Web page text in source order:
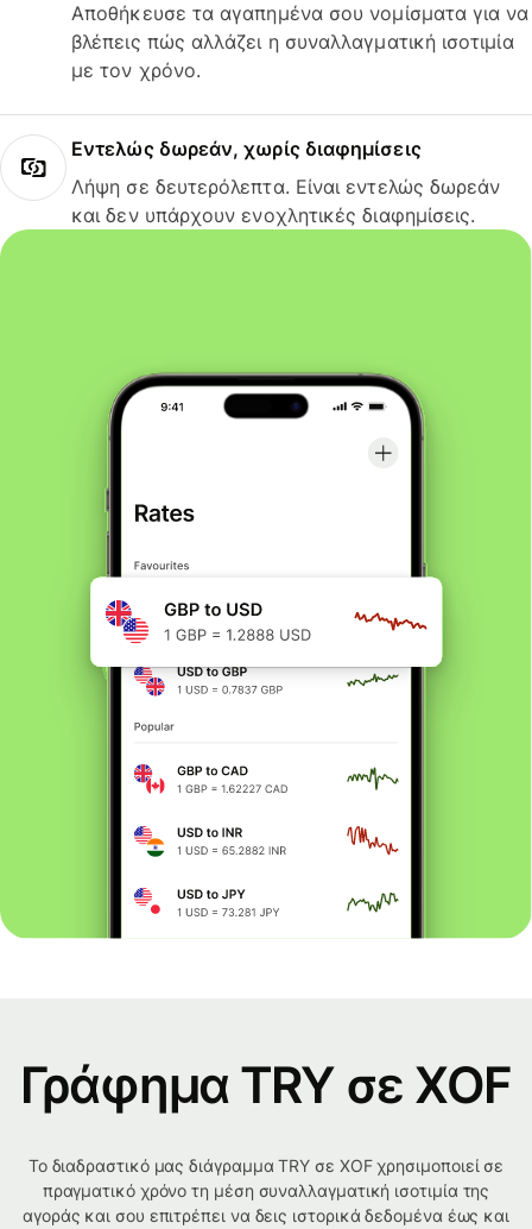
Αποθήκευσε τα αγαπημένα σου νομίσματα για να
βλέπεις πώς αλλάζει η συναλλαγματική ισοτιμία
με τον χρόνο.
Εντελώς δωρεάν, χωρίς διαφημίσεις
Λήψη σε δευτερόλεπτα. Είναι εντελώς δωρεάν
και δεν υπάρχουν ενοχλητικές διαφημίσεις.
Γράφημα TRY σε XOF
Το διαδραστικό μας διάγραμμα TRY σε XOF χρησιμοποιεί σε
πραγματικό χρόνο τη μέση συναλλαγματική ισοτιμία της
αγοράς και σου επιτρέπει να δεις ιστορικά δεδομένα έως και